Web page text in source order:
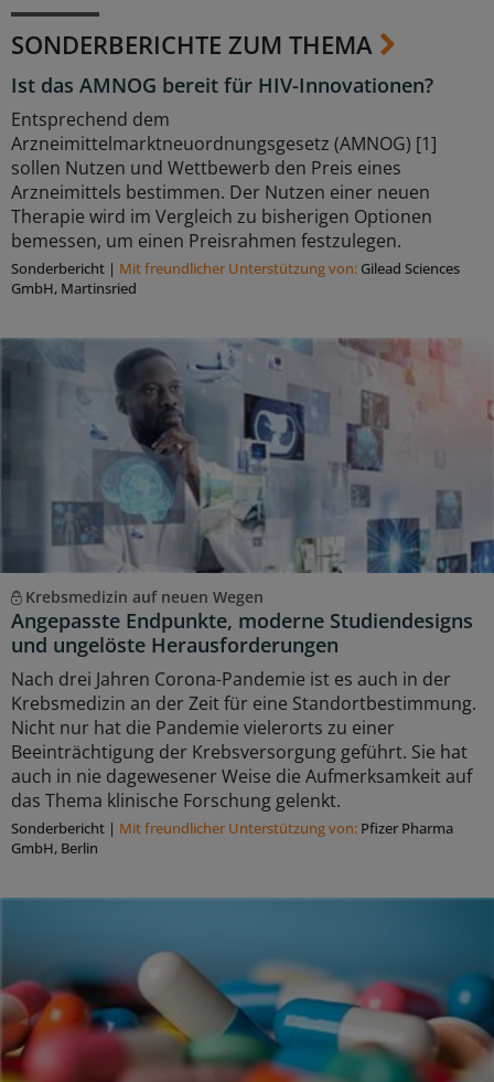
SONDERBERICHTE ZUM THEMA
Ist das AMNOG bereit für HIV-Innovationen?
Entsprechend dem
Arzneimittelmarktneuordnungsgesetz (AMNOG) [1]
sollen Nutzen und Wettbewerb den Preis eines
Arzneimittels bestimmen. Der Nutzen einer neuen
Therapie wird im Vergleich zu bisherigen Optionen
bemessen, um einen Preisrahmen festzulegen.
Sonderbericht | Mit freundlicher Unterstützung von: Gilead Sciences
GmbH, Martinsried
Krebsmedizin auf neuen Wegen
Angepasste Endpunkte, moderne Studiendesigns
und ungelöste Herausforderungen
Nach drei Jahren Corona-Pandemie ist es auch in der
Krebsmedizin an der Zeit für eine Standortbestimmung.
Nicht nur hat die Pandemie vielerorts zu einer
Beeinträchtigung der Krebsversorgung geführt. Sie hat
auch in nie dagewesener Weise die Aufmerksamkeit auf
das Thema klinische Forschung gelenkt.
Sonderbericht | Mit freundlicher Unterstützung von: Pfizer Pharma
GmbH, Berlin